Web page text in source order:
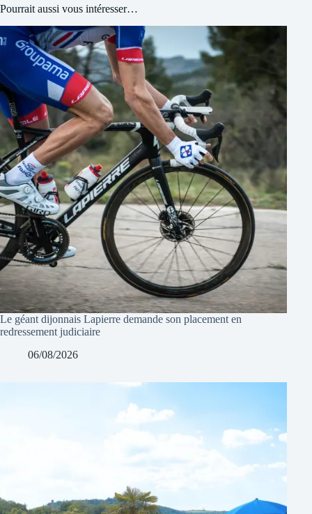
Pourrait aussi vous intéresser…
Le géant dijonnais Lapierre demande son placement en
redressement judiciaire
06/08/2026